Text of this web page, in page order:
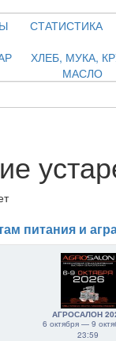
СТАТИСТИКА
ХЛЕБ, МУКА,
МАСЛО
питания и
АГРОСАЛОН
6 октября — 9
23:59